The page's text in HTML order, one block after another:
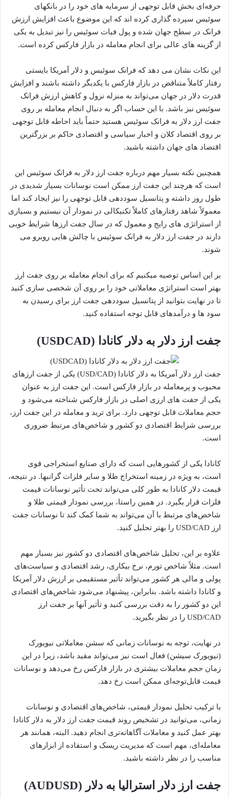
حرفه‌ای بخش قابل توجهی از سرمایه های خود را در بانکهای
سوئیس سپرده گذاری کرده اند که این موضوع باعث افزایش ارزش
فرانک در سطح جهان شده و پول فیات سوئیس را نیز تبدیل به یکی
از گزینه های عالی برای انجام معامله در بازار فارکس کرده است.
این نکات نشان می دهد که فرانک سوئیس و دلار آمریکا بایستی
رفتار کاملاً متناقض در بازار فارکس با یکدیگر داشته باشند و افزایش
قدرت دلار در جهان می‌تواند به منزله نزول و کاهش ارزش فرانک
سوئیس نیز باشد. با این حساب اگر به دنبال انجام معامله بر روی
جفت ارز دلار به فرانک سوئیس هستید حتماً باید احاطه قابل توجهی
بر روی اقتصاد کلان و اخبار سیاسی و اقتصادی حاکم بر بزرگترین
اقتصاد های جهان داشته باشید.
همچنین نکته بسیار مهم درباره جفت ارز دلار به فرانک سوئیس این
است که هرچند این جفت ارز ممکن است نوسانات بسیار شدیدی در
طول روز داشته و پتانسیل سوددهی قابل توجهی را نیز ایجاد کند اما
معمولاً شاهد رفتارهای کاملاً تکنیکالی در نمودار آن نیستیم و بسیاری
از استراتژی های رایج و معمول که در سال جفت ارزها شرایط خوبی
دارند در جفت ارز دلار به فرانک سوئیس با چالش هایی روبرو می
شوند.
بر این اساس توصیه میکنیم که برای انجام معامله بر روی جفت ارز
بهتر است استراتژی معاملاتی خود را بر روی آن شخصی سازی کنید
تا در نهایت بتوانید از پتانسیل سوددهی جفت ارز برای رسیدن به
سود ها و درآمدهای قابل توجه استفاده کنید.
جفت ارز دلار به دلار کانادا (USDCAD)
جفت ارز دلار آمریکا به دلار کانادا (USD/CAD) یکی از جفت ارزهای
محبوب و پرمعامله در بازار فارکس است. این جفت ارز به عنوان
یکی از جفت های ارزی اصلی در بازار فارکس شناخته می‌شود و
حجم معاملات قابل توجهی دارد. برای ترید و معامله در این جفت ارز،
بررسی شرایط اقتصادی دو کشور و شاخص‌های مرتبط ضروری
است.
کانادا یکی از کشورهایی است که دارای صنایع استخراجی قوی
است، به ویژه در زمینه استخراج طلا و سایر فلزات گرانبها. در نتیجه،
قیمت دلار کانادا به طور کلی می‌تواند تحت تأثیر نوسانات قیمت
فلزات قرار بگیرد. در همین راستا، بررسی نمودار قیمتی طلا و
شاخص‌های مرتبط با آن می‌تواند به شما کمک کند تا نوسانات جفت
ارز USD/CAD را بهتر تحلیل کنید.
علاوه بر این، تحلیل شاخص‌های اقتصادی دو کشور نیز بسیار مهم
است. مثلاً شاخص تورم، نرخ بیکاری، رشد اقتصادی و سیاست‌های
پولی و مالی هر کشور می‌تواند تأثیر مستقیمی بر ارزش دلار آمریکا
و کانادا داشته باشد. بنابراین، پیشنهاد می‌شود شاخص‌های اقتصادی
این دو کشور را به دقت بررسی کنید و تأثیر آنها بر جفت ارز
USD/CAD را در نظر بگیرید.
در نهایت، توجه به نوسانات زمانی که سشن معاملاتی نیویورک
(نیویورک سیشن) فعال است نیز می‌تواند مفید باشد، زیرا در این
زمان حجم معاملات بیشتری در بازار فارکس رخ می‌دهد و نوسانات
قیمت قابل‌توجه‌ای ممکن است رخ دهد.
با ترکیب تحلیل نمودار قیمتی، شاخص‌های اقتصادی و نوسانات
زمانی، می‌توانید در تشخیص روند قیمت جفت ارز دلار به دلار کانادا
بهتر عمل کنید و معاملات آگاهانه‌تری انجام دهید. البته، همانند هر
معامله‌ای، مهم است که مدیریت ریسک و استفاده از ابزارهای
مناسب را در نظر داشته باشید.
جفت ارز دلار استرالیا به دلار (AUDUSD)